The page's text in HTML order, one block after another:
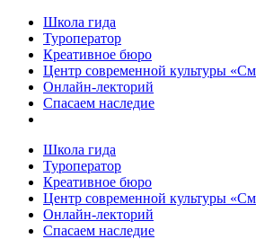
Школа гида
Туроператор
Креативное бюро
Центр современной культуры
Онлайн-лекторий
Спасаем наследие
Школа гида
Туроператор
Креативное бюро
Центр современной культуры
Онлайн-лекторий
Спасаем наследие